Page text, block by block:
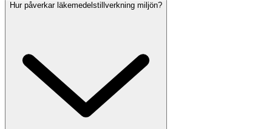
Hur påverkar läkemedelstillverkning miljön?